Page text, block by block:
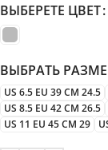
ВЫБЕРЕТЕ ЦВЕТ
ВЫБРАТЬ
US 6.5 EU 39 CM 24.5
US 8.5 EU 42 CM 26.5
US 11 EU 45 CM 29